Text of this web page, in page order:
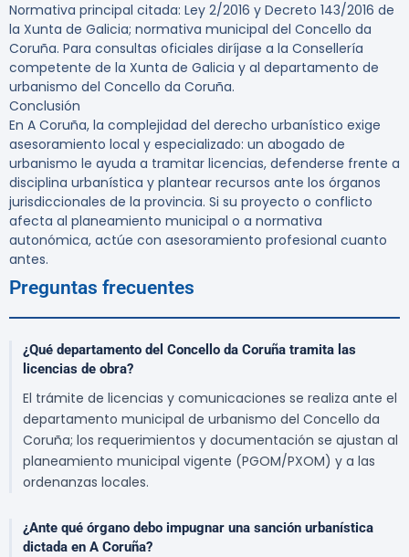
Normativa principal citada: Ley 2/2016 y Decreto 143/2016 de
la Xunta de Galicia; normativa municipal del Concello da
Coruña. Para consultas oficiales diríjase a la Consellería
competente de la Xunta de Galicia y al departamento de
urbanismo del Concello da Coruña.
Conclusión
En A Coruña, la complejidad del derecho urbanístico exige
asesoramiento local y especializado: un abogado de
urbanismo le ayuda a tramitar licencias, defenderse frente a
disciplina urbanística y plantear recursos ante los órganos
jurisdiccionales de la provincia. Si su proyecto o conflicto
afecta al planeamiento municipal o a normativa
autonómica, actúe con asesoramiento profesional cuanto
antes.
Preguntas frecuentes
¿Qué departamento del Concello da Coruña tramita las
licencias de obra?
El trámite de licencias y comunicaciones se realiza ante el
departamento municipal de urbanismo del Concello da
Coruña; los requerimientos y documentación se ajustan al
planeamiento municipal vigente (PGOM/PXOM) y a las
ordenanzas locales.
¿Ante qué órgano debo impugnar una sanción urbanística
dictada en A Coruña?